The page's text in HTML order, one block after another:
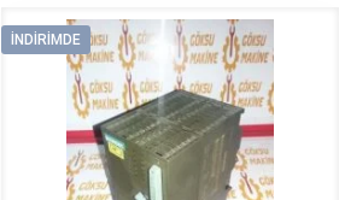
İNDIRIMDE